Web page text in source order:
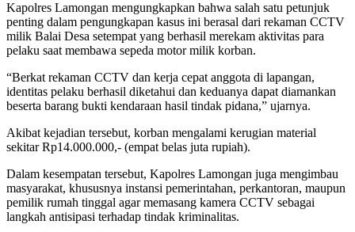
Kapolres Lamongan mengungkapkan bahwa salah satu petunjuk
penting dalam pengungkapan kasus ini berasal dari rekaman CCTV
milik Balai Desa setempat yang berhasil merekam aktivitas para
pelaku saat membawa sepeda motor milik korban.
“Berkat rekaman CCTV dan kerja cepat anggota di lapangan,
identitas pelaku berhasil diketahui dan keduanya dapat diamankan
beserta barang bukti kendaraan hasil tindak pidana,” ujarnya.
Akibat kejadian tersebut, korban mengalami kerugian material
sekitar Rp14.000.000,- (empat belas juta rupiah).
Dalam kesempatan tersebut, Kapolres Lamongan juga mengimbau
masyarakat, khususnya instansi pemerintahan, perkantoran, maupun
pemilik rumah tinggal agar memasang kamera CCTV sebagai
langkah antisipasi terhadap tindak kriminalitas.